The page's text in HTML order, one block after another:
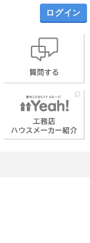
ログイン